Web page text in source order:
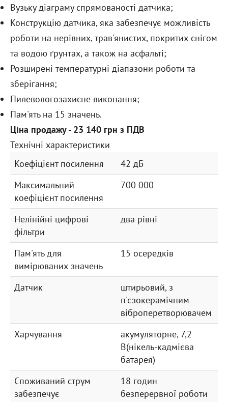
Вузьку діаграму спрямованості датчика;
Конструкцію датчика, яка забезпечує можливість
роботи на нерівних, трав'янистих, покритих снігом
та водою ґрунтах, а також на асфальті;
Розширені температурні діапазони роботи та
зберігання;
Пилевологозахисне виконання;
Пам'ять на 15 значень.
Ціна продажу - 23 140 грн з ПДВ
Технічні характеристики
Коефіцієнт посилення
42 дБ
Максимальний
коефіцієнт посилення
700 000
Нелінійні цифрові
фільтри
два рівні
Пам'ять для
вимірюваних значень
15 осередків
Датчик
штирьовий, з
п'єзокерамічним
віброперетворювачем
Харчування
акумуляторне, 7,2
В(нікель-кадмієва
батарея)
Споживаний струм
забезпечує
18 годин
безперервної роботи